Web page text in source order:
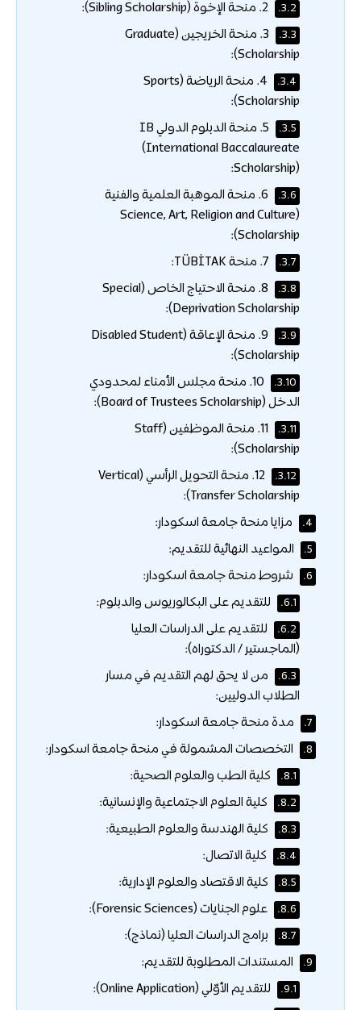
3.2.
3.3.
3. منحة الخريجين (Graduate
Scholarship):
3.4.
4. منحة الرياضة (Sports
Scholarship):
3.5.
5. منحة الدبلوم الدولي IB
(International Baccalaureate
Scholarship):
3.6.
6. منحة الموهبة العلمية والفنية
(Science, Art, Religion and Culture
Scholarship):
3.7.
3.8.
8. منحة الاحتياج الخاص (Special
Deprivation Scholarship):
3.9.
9. منحة الإعاقة (Disabled Student
Scholarship):
3.10.
10. منحة مجلس الأمناء لمحدودي
الدخل (Board of Trustees Scholarship):
3.11.
11. منحة الموظفين (Staff
Scholarship):
3.12.
12. منحة التحويل الرأسي (Vertical
Transfer Scholarship):
4. مزايا منحة جامعة اسكودار:
5. المواعيد النهائية للتقديم:
6. شروط منحة جامعة اسكودار:
6.1. للتقديم على البكالوريوس والدبلوم:
6.2.
للتقديم على الدراسات العليا
(الماجستير / الدكتوراه):
6.3.
من لا يحق لهم التقديم في مسار
الطلاب الدوليين:
7. مدة منحة جامعة اسكودار:
8. التخصصات المشمولة في منحة جامعة اسكودار:
8.1. كلية الطب والعلوم الصحية:
8.2. كلية العلوم الاجتماعية والإنسانية:
8.3. كلية الهندسة والعلوم الطبيعية:
8.4. كلية الاتصال:
8.5. كلية الاقتصاد والعلوم الإدارية:
8.6. علوم الجنايات (Forensic Sciences):
8.7. برامج الدراسات العليا (نماذج):
9. المستندات المطلوبة للتقديم:
9.1. للتقديم الأوّلي (Online Application):